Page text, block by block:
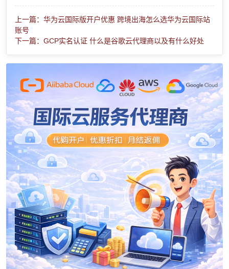
上一篇：华为云国际版开户优惠 跨境出海怎么选华为云国际站
账号
下一篇：GCP实名认证 什么是谷歌云代理商以及有什么好处